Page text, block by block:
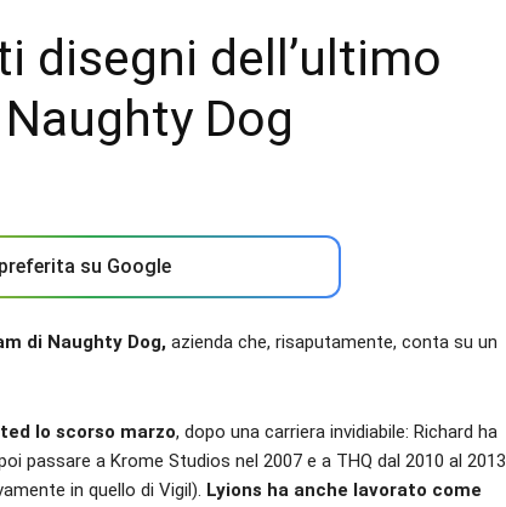
disegni dell’ultimo
Dog
su Google
di Naughty Dog, azienda che, risaputamente, conta su un
lo scorso marzo, dopo una carriera invidiabile: Richard ha
passare a Krome Studios nel 2007 e a THQ dal 2010 al 2013
in quello di Vigil). Lyions ha anche lavorato come